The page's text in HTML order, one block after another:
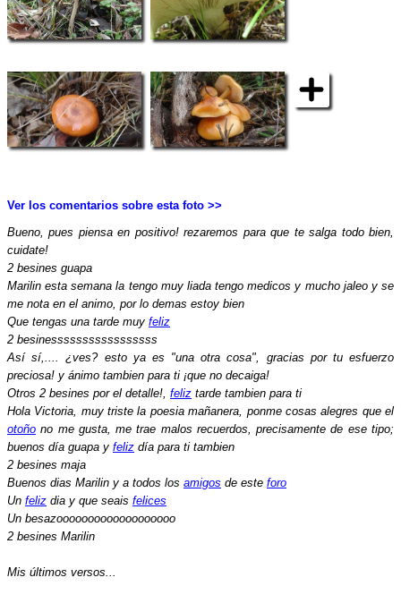
Ver los comentarios sobre esta foto >>
Bueno, pues piensa en positivo! rezaremos para que te salga todo bien,
cuidate!
2 besines guapa
Marilin esta semana la tengo muy liada tengo medicos y mucho jaleo y se
me nota en el animo, por lo demas estoy bien
Que tengas una tarde muy feliz
2 besinesssssssssssssssss
Así sí,.... ¿ves? esto ya es "una otra cosa", gracias por tu esfuerzo
preciosa! y ánimo tambien para ti ¡que no decaiga!
Otros 2 besines por el detalle!, feliz tarde tambien para ti
Hola Victoria, muy triste la poesia mañanera, ponme cosas alegres que el
otoño no me gusta, me trae malos recuerdos, precisamente de ese tipo;
buenos día guapa y feliz día para ti tambien
2 besines maja
Buenos dias Marilin y a todos los amigos de este foro
Un feliz dia y que seais felices
Un besazooooooooooooooooooo
2 besines Marilin
Mis últimos versos...